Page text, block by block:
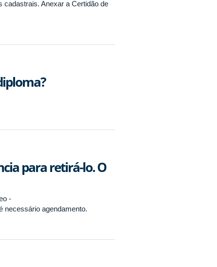
cadastrais. Anexar a Certidão de
para retirá-lo. O
-
necessário agendamento.